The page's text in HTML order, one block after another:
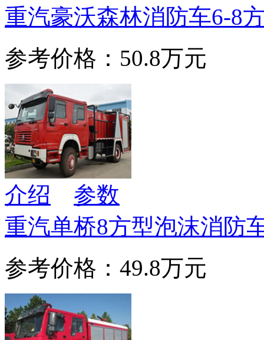
重汽豪沃森林消防车6-8
参考价格：50.8万元
介绍
参数
重汽单桥8方型泡沫消防
参考价格：49.8万元